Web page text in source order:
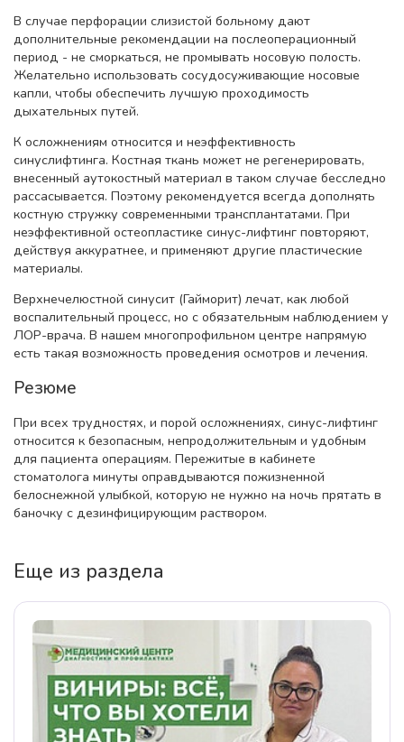
В случае перфорации слизистой больному дают
дополнительные рекомендации на послеоперационный
период - не сморкаться, не промывать носовую полость.
Желательно использовать сосудосуживающие носовые
капли, чтобы обеспечить лучшую проходимость
дыхательных путей.
К осложнениям относится и неэффективность
синуслифтинга. Костная ткань может не регенерировать,
внесенный аутокостный материал в таком случае бесследно
рассасывается. Поэтому рекомендуется всегда дополнять
костную стружку современными трансплантатами. При
неэффективной остеопластике синус-лифтинг повторяют,
действуя аккуратнее, и применяют другие пластические
материалы.
Верхнечелюстной синусит (Гайморит) лечат, как любой
воспалительный процесс, но с обязательным наблюдением у
ЛОР-врача. В нашем многопрофильном центре напрямую
есть такая возможность проведения осмотров и лечения.
Резюме
При всех трудностях, и порой осложнениях, синус-лифтинг
относится к безопасным, непродолжительным и удобным
для пациента операциям. Пережитые в кабинете
стоматолога минуты оправдываются пожизненной
белоснежной улыбкой, которую не нужно на ночь прятать в
баночку с дезинфицирующим раствором.
Еще из раздела